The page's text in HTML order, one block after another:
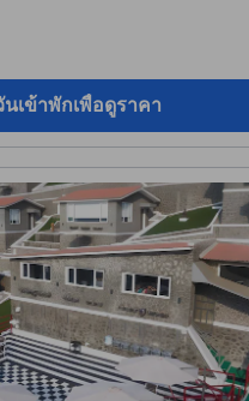
นเข้าพักเพื่อดูราคา